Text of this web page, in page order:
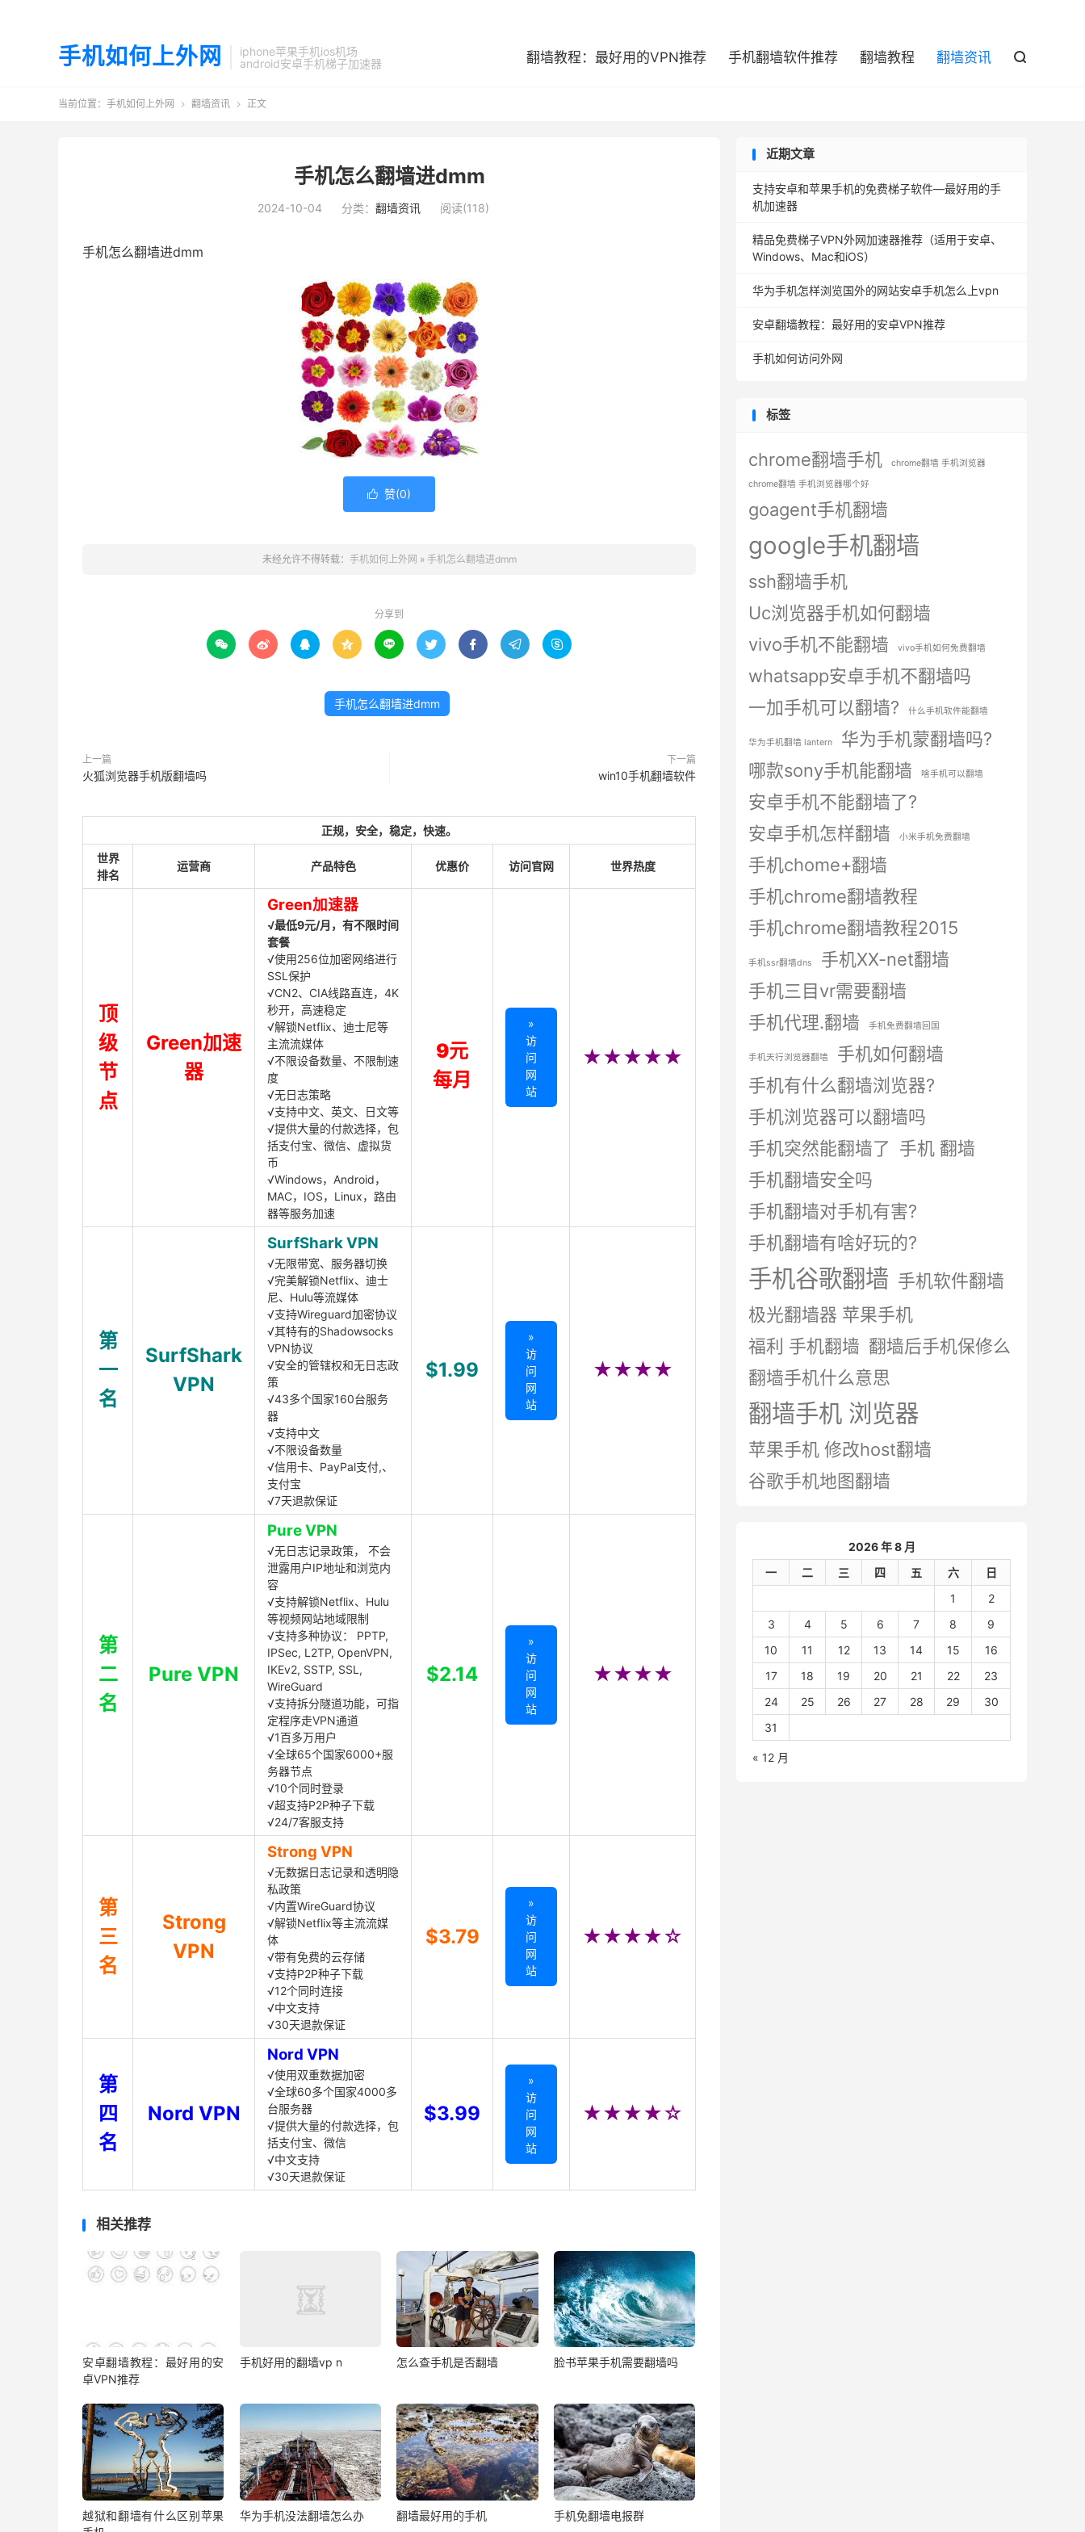
手机如何上外网
iphone苹果手机ios机场
android安卓手机梯子加速器
翻墙教程：最好用的VPN推荐 手机翻墙软件推荐 翻墙教程 翻墙资讯 
当前位置： 手机如何上外网  翻墙资讯  正文
手机怎么翻墙进dmm
2024-10-04 分类： 翻墙资讯 阅读(118)
手机怎么翻墙进dmm
 赞(0)
未经允许不得转载： 手机如何上外网 » 手机怎么翻墙进dmm
分享到
        
手机怎么翻墙进dmm
上一篇
火狐浏览器手机版翻墙吗
下一篇
win10手机翻墙软件
正规，安全，稳定，快速。
世界
排名
运营商 产品特色 优惠价 访问官网 世界热度
顶
级
节
点
Green加速
器
Green加速器
√最低9元/月，有不限时间
套餐
√使用256位加密网络进行
SSL保护
√CN2、CIA线路直连，4K
秒开，高速稳定
√解锁Netflix、迪士尼等
主流流媒体
√不限设备数量、不限制速
度
√无日志策略
√支持中文、英文、日文等
√提供大量的付款选择，包
括支付宝、微信、虚拟货
币
√Windows，Android，
MAC，IOS，Linux，路由
器等服务加速
9元
每月
»
访
问
网
站
★★★★★
第
一
名
SurfShark
VPN
SurfShark VPN
√无限带宽、服务器切换
√完美解锁Netflix、迪士
尼、Hulu等流媒体
√支持Wireguard加密协议
√其特有的Shadowsocks
VPN协议
√安全的管辖权和无日志政
策
√43多个国家160台服务
器
√支持中文
√不限设备数量
√信用卡、PayPal支付,、
支付宝
√7天退款保证
$1.99
»
访
问
网
站
★★★★
第
二
名
Pure VPN
Pure VPN
√无日志记录政策， 不会
泄露用户IP地址和浏览内
容
√支持解锁Netflix、Hulu
等视频网站地域限制
√支持多种协议： PPTP,
IPSec, L2TP, OpenVPN,
IKEv2, SSTP, SSL,
WireGuard
√支持拆分隧道功能，可指
定程序走VPN通道
√1百多万用户
√全球65个国家6000+服
务器节点
√10个同时登录
√超支持P2P种子下载
√24/7客服支持
$2.14
»
访
问
网
站
★★★★
第
三
名
Strong
VPN
Strong VPN
√无数据日志记录和透明隐
私政策
√内置WireGuard协议
√解锁Netflix等主流流媒
体
√带有免费的云存储
√支持P2P种子下载
√12个同时连接
√中文支持
√30天退款保证
$3.79
»
访
问
网
站
★★★★☆
第
四
名
Nord VPN
Nord VPN
√使用双重数据加密
√全球60多个国家4000多
台服务器
√提供大量的付款选择，包
括支付宝、微信
√中文支持
√30天退款保证
$3.99
»
访
问
网
站
★★★★☆
相关推荐
安卓翻墙教程：最好用的安
卓VPN推荐
手机好用的翻墙vp n 怎么查手机是否翻墙 脸书苹果手机需要翻墙吗
越狱和翻墙有什么区别苹果
华为手机没法翻墙怎么办 翻墙最好用的手机 手机免翻墙电报群
近期文章
支持安卓和苹果手机的免费梯子软件—最好用的手
机加速器
精品免费梯子VPN外网加速器推荐（适用于安卓、
Windows、Mac和iOS）
华为手机怎样浏览国外的网站安卓手机怎么上vpn
安卓翻墙教程：最好用的安卓VPN推荐
手机如何访问外网
标签
chrome翻墙手机
chrome翻墙 手机浏览器
chrome翻墙 手机浏览器哪个好
goagent手机翻墙
google手机翻墙
ssh翻墙手机
Uc浏览器手机如何翻墙
vivo手机不能翻墙
vivo手机如何免费翻墙
whatsapp安卓手机不翻墙吗
一加手机可以翻墙?
什么手机软件能翻墙
华为手机翻墙 lantern
华为手机蒙翻墙吗?
哪款sony手机能翻墙
啥手机可以翻墙
安卓手机不能翻墙了?
安卓手机怎样翻墙
小米手机免费翻墙
手机chome+翻墙
手机chrome翻墙教程
手机chrome翻墙教程2015
手机ssr翻墙dns
手机XX-net翻墙
手机三目vr需要翻墙
手机代理.翻墙
手机免费翻墙回国
手机天行浏览器翻墙
手机如何翻墙
手机有什么翻墙浏览器?
手机浏览器可以翻墙吗
手机突然能翻墙了 手机 翻墙
手机翻墙安全吗
手机翻墙对手机有害?
手机翻墙有啥好玩的?
手机谷歌翻墙 手机软件翻墙
极光翻墙器 苹果手机
福利 手机翻墙 翻墙后手机保修么
翻墙手机什么意思
翻墙手机 浏览器
苹果手机 修改host翻墙
谷歌手机地图翻墙
2026 年 8 月
一
二 三 四 五 六
日
1
2
3
4 5 6 7 8
9
10
11 12 13 14 15
16
17
18 19 20 21 22
23
24
25 26 27 28 29
30
31
« 12 月